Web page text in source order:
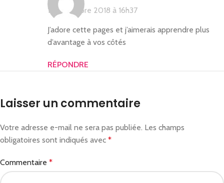
17 novembre 2018 à 16h37
J’adore cette pages et j’aimerais apprendre plus
d’avantage à vos côtés
RÉPONDRE
Laisser un commentaire
Votre adresse e-mail ne sera pas publiée. Les champs
obligatoires sont indiqués avec *
Commentaire *